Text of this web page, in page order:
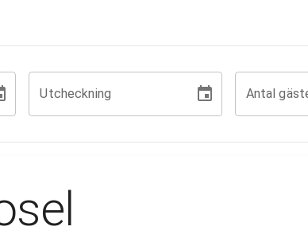
Utcheckning Antal